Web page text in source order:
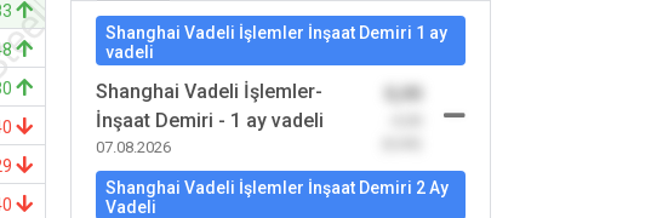
Shanghai Vadeli İşlemler İnşaat Demiri 1 ay
vadeli
Shanghai Vadeli İşlemler-
İnşaat Demiri - 1 ay vadeli
07.08.2026
Shanghai Vadeli İşlemler İnşaat Demiri 2 Ay
Vadeli